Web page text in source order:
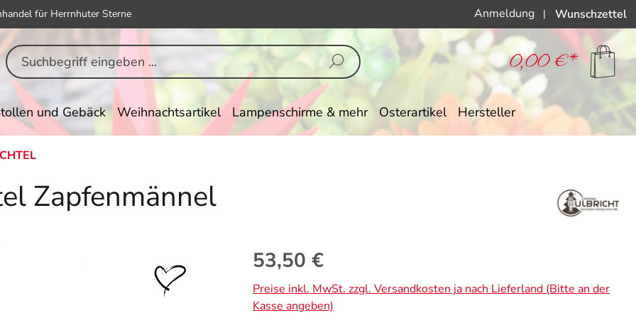
für Herrnhuter Sterne Anmeldung | Wunschzettel
0,00 €*
und Gebäck Weihnachtsartikel Lampenschirme & mehr Osterartikel Hersteller
Zapfenmännel
Regulärer Preis:
53,50 €
Preise inkl. MwSt. zzgl. Versandkosten ja nach Lieferland (Bitte an der
Kasse angeben)